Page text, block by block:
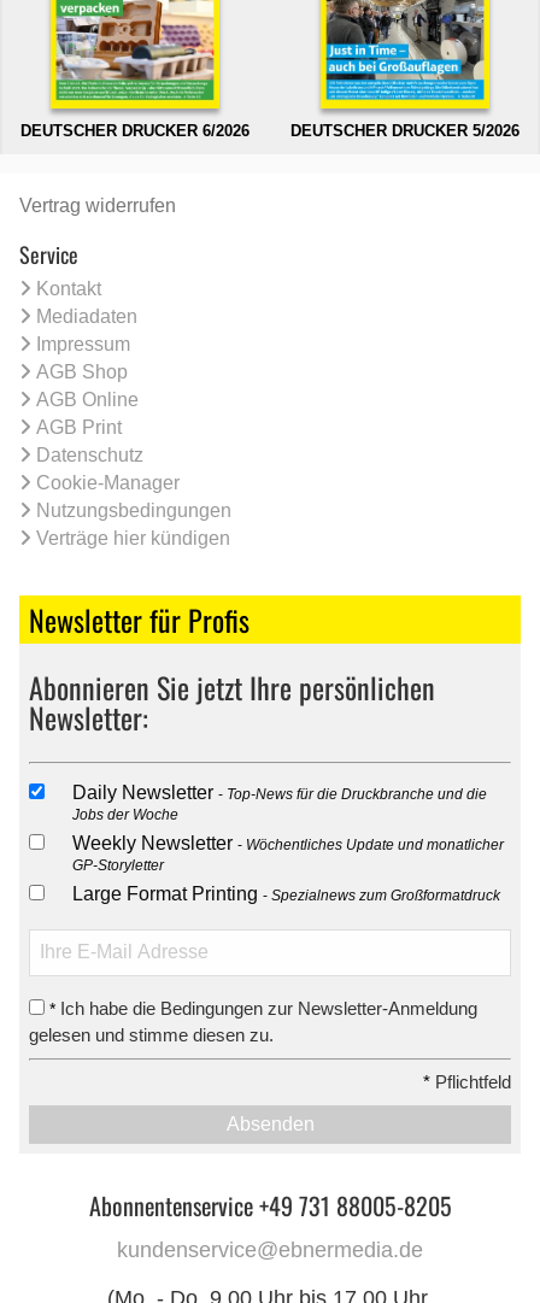
DEUTSCHER DRUCKER 6/2026 DEUTSCHER DRUCKER 5/2026
Vertrag widerrufen
Service
Kontakt
Mediadaten
Impressum
AGB Shop
AGB Online
AGB Print
Datenschutz
Cookie-Manager
Nutzungsbedingungen
Verträge hier kündigen
Newsletter für Profis
Abonnieren Sie jetzt Ihre persönlichen
Newsletter:
Daily Newsletter
Top-News für die Druckbranche und die
Jobs der Woche
Weekly Newsletter
Wöchentliches Update und monatlicher
GP-Storyletter
Large Format Printing Spezialnews zum Großformatdruck
* Ich habe die Bedingungen zur Newsletter-Anmeldung
gelesen und stimme diesen zu.
* Pflichtfeld
Absenden
Abonnentenservice +49 731 88005-8205
kundenservice@ebnermedia.de